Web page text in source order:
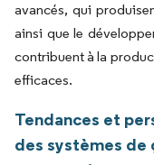
avancés, qui
ainsi que le
contribuent à la
efficaces.
Tendances et
des systèmes